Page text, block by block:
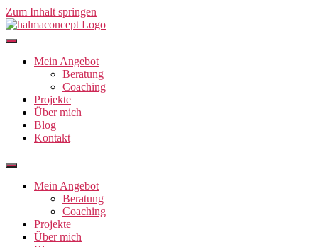
Zum Inhalt springen
Mein Angebot
Beratung
Coaching
Projekte
Über mich
Blog
Kontakt
Mein Angebot
Beratung
Coaching
Projekte
Über mich